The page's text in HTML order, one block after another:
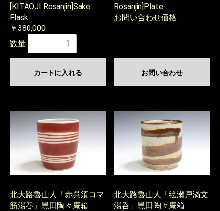
[KITAOJI Rosanjin]Sake
Flask
￥380,000
数量
カートに入れる
Rosanjin]Plate
お問い合わせ価格
お問い合わせ
北大路魯山人「赤呉須コマ
筋湯吞」黒田陶々庵箱
北大路魯山人「絵瀬戸渦文
湯呑」黒田陶々庵箱